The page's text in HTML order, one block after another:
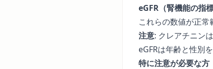
eGFR（腎機能の指標
これらの数値が正常
注意: クレアチニン
eGFRは年齢と性別
特に注意が必要な方